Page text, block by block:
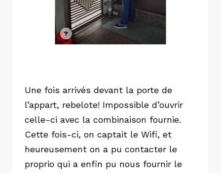
Une fois arrivés devant la porte de
l’appart, rebelote! Impossible d’ouvrir
celle-ci avec la combinaison fournie.
Cette fois-ci, on captait le Wifi, et
heureusement on a pu contacter le
proprio qui a enfin pu nous fournir le